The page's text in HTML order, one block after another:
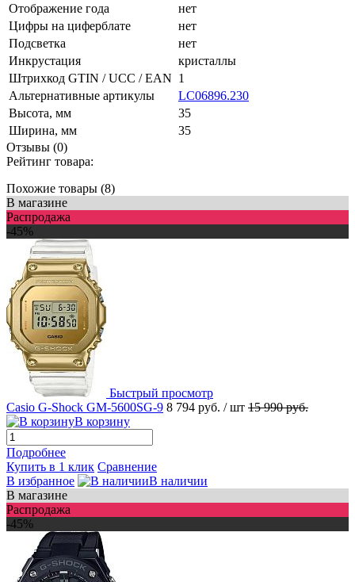
Отображение года
нет
Цифры на циферблате
нет
Подсветка
нет
Инкрустация
кристаллы
Штрихкод GTIN / UCC / EAN 1
Альтернативные артикулы
LC06896.230
Высота, мм
35
Ширина, мм
35
Отзывы (0)
Рейтинг товара:
Похожие товары (8)
В магазине
Распродажа
-45%
Быстрый просмотр
Casio G-Shock GM-5600SG-9 8 794 руб. / шт 15 990 руб.
В корзину
Подробнее
Купить в 1 клик Сравнение
В избранное
В наличии
В магазине
Распродажа
-45%